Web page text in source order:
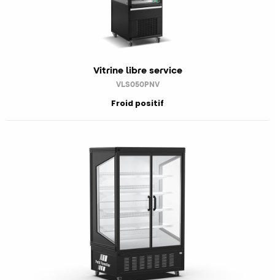
Vitrine libre service
VLS050PNV
Froid positif